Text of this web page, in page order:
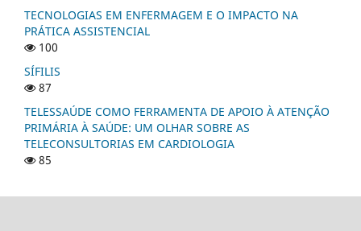
TECNOLOGIAS EM ENFERMAGEM E O IMPACTO NA
PRÁTICA ASSISTENCIAL
100
SÍFILIS
87
TELESSAÚDE COMO FERRAMENTA DE APOIO À ATENÇÃO
PRIMÁRIA À SAÚDE: UM OLHAR SOBRE AS
TELECONSULTORIAS EM CARDIOLOGIA
85